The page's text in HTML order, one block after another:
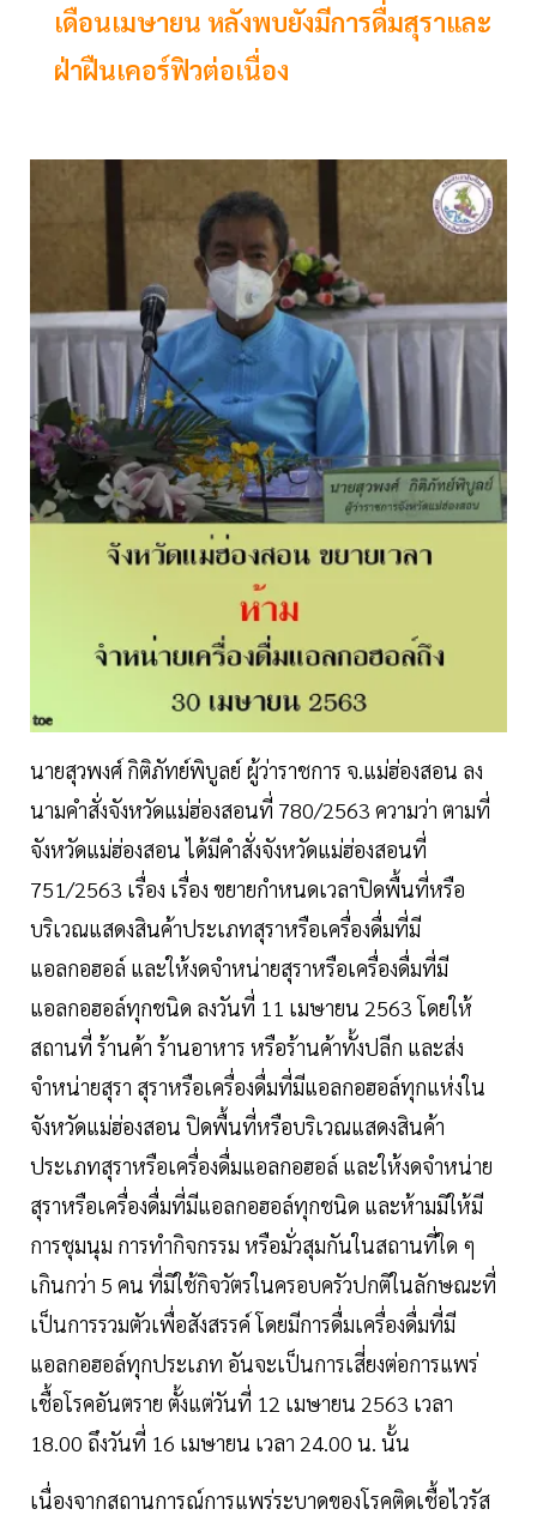
เดือนเมษายน หลังพบยังมีการดื่มสุราและ
ฝ่าฝืนเคอร์ฟิวต่อเนื่อง
นายสุวพงศ์ กิติภัทย์พิบูลย์ ผู้ว่าราชการ จ.แม่ฮ่องสอน ลง
นามคำสั่งจังหวัดแม่ฮ่องสอนที่ 780/2563 ความว่า ตามที่
จังหวัดแม่ฮ่องสอน ได้มีคำสั่งจังหวัดแม่ฮ่องสอนที่
751/2563 เรื่อง เรื่อง ขยายกำหนดเวลาปิดพื้นที่หรือ
บริเวณแสดงสินค้าประเภทสุราหรือเครื่องดื่มที่มี
แอลกอฮอล์ และให้งดจำหน่ายสุราหรือเครื่องดื่มที่มี
แอลกอฮอล์ทุกชนิด ลงวันที่ 11 เมษายน 2563 โดยให้
สถานที่ ร้านค้า ร้านอาหาร หรือร้านค้าทั้งปลีก และส่ง
จำหน่ายสุรา สุราหรือเครื่องดื่มที่มีแอลกอฮอล์ทุกแห่งใน
จังหวัดแม่ฮ่องสอน ปิดพื้นที่หรือบริเวณแสดงสินค้า
ประเภทสุราหรือเครื่องดื่มแอลกอฮอล์ และให้งดจำหน่าย
สุราหรือเครื่องดื่มที่มีแอลกอฮอล์ทุกชนิด และห้ามมิให้มี
การชุมนุม การทำกิจกรรม หรือมั่วสุมกันในสถานที่ใด ๆ
เกินกว่า 5 คน ที่มิใช้กิจวัตรในครอบครัวปกติในลักษณะที่
เป็นการรวมตัวเพื่อสังสรรค์ โดยมีการดื่มเครื่องดื่มที่มี
แอลกอฮอล์ทุกประเภท อันจะเป็นการเสี่ยงต่อการแพร่
เชื้อโรคอันตราย ตั้งแต่วันที่ 12 เมษายน 2563 เวลา
18.00 ถึงวันที่ 16 เมษายน เวลา 24.00 น. นั้น
เนื่องจากสถานการณ์การแพร่ระบาดของโรคติดเชื้อไวรัส